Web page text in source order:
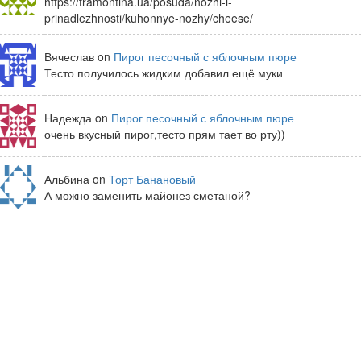
prinadlezhnosti/kuhonnye-nozhy/cheese/
Вячеслав on Пирог песочный с яблочным пюре
Тесто получилось жидким добавил ещё муки
Надежда on Пирог песочный с яблочным пюре
очень вкусный пирог,тесто прям тает во рту))
Альбина on Торт Банановый
А можно заменить майонез сметаной?